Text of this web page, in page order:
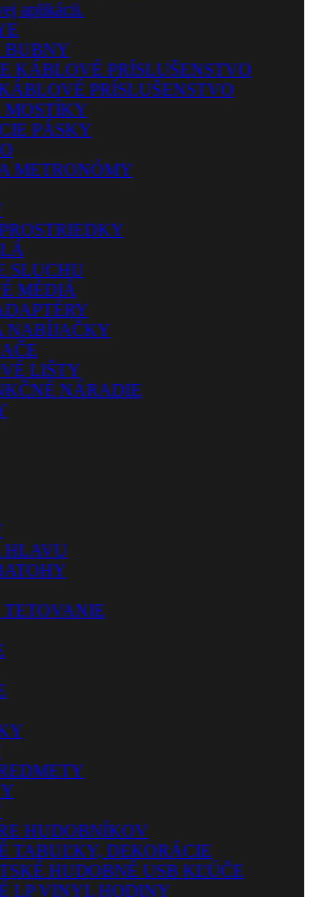
aplikácii.
BUBNY
KÁBLOVÉ PRÍSLUŠENSTVO
PRÍSLUŠENSTVO
PÁSKY
METRONÓMY
SLUCHU
MÉDIÁ
NABÍJAČKY
LIŠTY
NÁRADIE
HLAVU
TETOVANIE
HUDOBNÍKOV
TABUĽKY, DEKORÁCIE
HUDOBNÉ USB KĽÚČE
LP VINYL HODINY